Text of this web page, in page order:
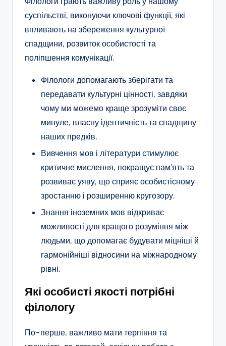
суспільстві, виконуючи ключові функції, які
впливають на збереження культурної
спадщини, розвиток особистості та
поліпшення комунікації.
Філологи допомагають зберігати та
передавати культурні цінності, завдяки
чому ми можемо краще зрозуміти своє
минуле, власну ідентичність та спадщину
наших предків.
Вивчення мов і літератури стимулює
критичне мислення, покращує пам’ять та
розвиває уяву, що сприяє особистісному
зростанню і розширенню кругозору.
Знання іноземних мов відкриває
можливості для кращого розуміння між
людьми, що допомагає будувати міцніші й
гармонійніші відносини на міжнародному
рівні.
Які особисті якості потрібні
філологу
По-перше, важливо мати терпіння та